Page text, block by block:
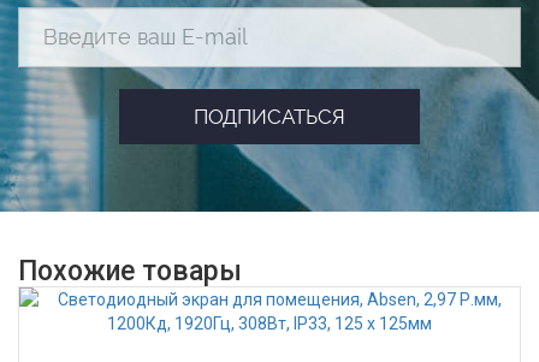
Похожие товары